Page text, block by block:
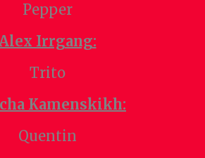
Pepper
Irrgang:
Trito
Kamenskikh:
Quentin